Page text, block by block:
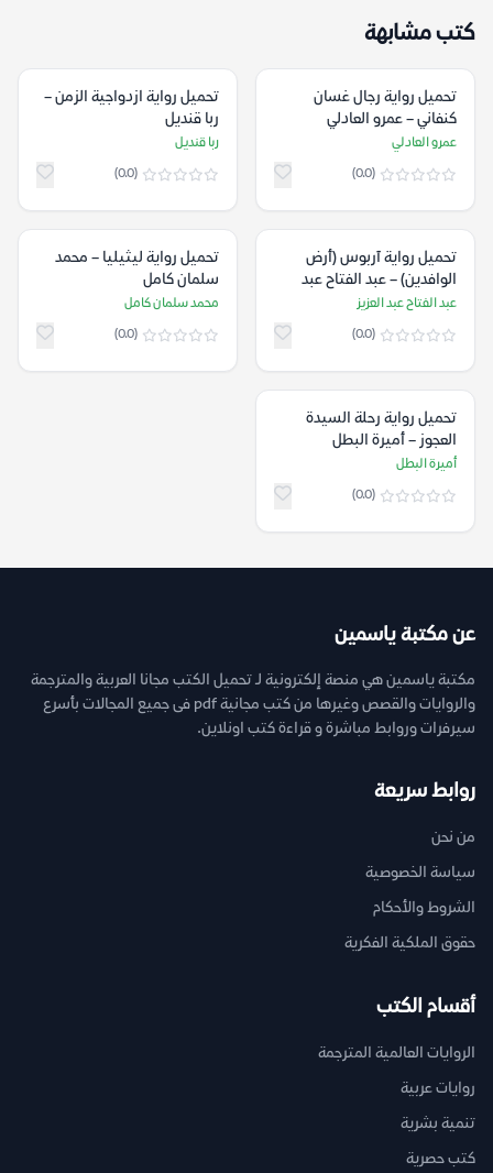
كتب مشابهة
تحميل رواية رجال غسان
كنفاني – عمرو العادلي
عمرو العادلي
(0.0)
تحميل رواية ازدواجية الزمن –
ربا قنديل
ربا قنديل
(0.0)
تحميل رواية آربوس (أرض
الوافدين) – عبد الفتاح عبد
العزيز
عبد الفتاح عبد العزيز
(0.0)
تحميل رواية ليثيليا – محمد
سلمان كامل
محمد سلمان كامل
(0.0)
تحميل رواية رحلة السيدة
العجوز – أميرة البطل
أميرة البطل
(0.0)
عن مكتبة ياسمين
مكتبة ياسمين هي منصة إلكترونية لـ تحميل الكتب مجانا العربية والمترجمة
والروايات والقصص وغيرها من كتب مجانية pdf فى جميع المجالات بأسرع
سيرفرات وروابط مباشرة و قراءة كتب اونلاين.
روابط سريعة
من نحن
سياسة الخصوصية
الشروط والأحكام
حقوق الملكية الفكرية
أقسام الكتب
الروايات العالمية المترجمة
روايات عربية
تنمية بشرية
كتب حصرية